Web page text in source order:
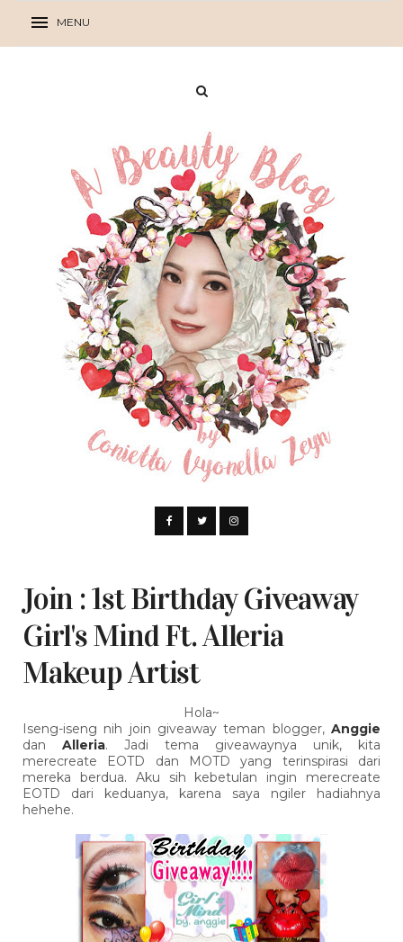
Join : 1st Birthday Giveaway
Girl's Mind Ft. Alleria
Makeup Artist
Hola~
Iseng-iseng nih join giveaway teman blogger, Anggie
dan Alleria. Jadi tema giveawaynya unik, kita
merecreate EOTD dan MOTD yang terinspirasi dari
mereka berdua. Aku sih kebetulan ingin merecreate
EOTD dari keduanya, karena saya ngiler hadiahnya
hehehe.